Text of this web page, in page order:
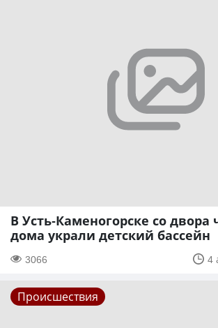
В Усть-Каменогорске со двора
дома украли детский бассейн
3066 4
Происшествия